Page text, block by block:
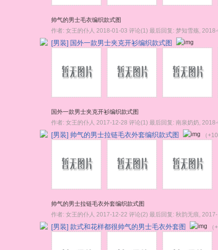
帅气的男士毛衣编织款式图
作者: 女王的仆人 2018-01-03 评论(1) 最后回复: 梦知雪殇
[男装] 国外一款男士夹克开衫编织款式图
国外一款男士夹克开衫编织款式图
作者: 女王的仆人 2017-12-28 评论(1) 最后回复: 南泉奶奶
[男装] 帅气的男士拉链毛衣外套编织款式图 （
帅气的男士拉链毛衣外套编织款式图
作者: 女王的仆人 2017-12-22 评论(2) 最后回复: 秋韵无痕
[男装] 款式和花样都很帅气的男士毛衣外套图 （